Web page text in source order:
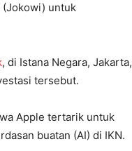
(Jokowi) untuk
, di Istana Negara, Jakarta,
tersebut.
Apple tertarik untuk
buatan (AI) di IKN.